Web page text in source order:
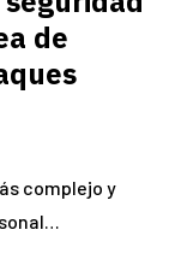
de
complejo y